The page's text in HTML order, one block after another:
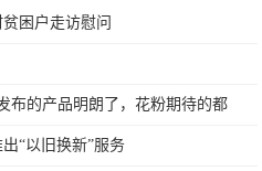
困户走访慰问
布的产品明朗了，花粉期待的都
“以旧换新”服务